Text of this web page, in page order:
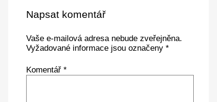
Napsat komentář
Vaše e-mailová adresa nebude zveřejněna.
Vyžadované informace jsou označeny *
Komentář *